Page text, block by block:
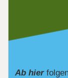
Ab hier